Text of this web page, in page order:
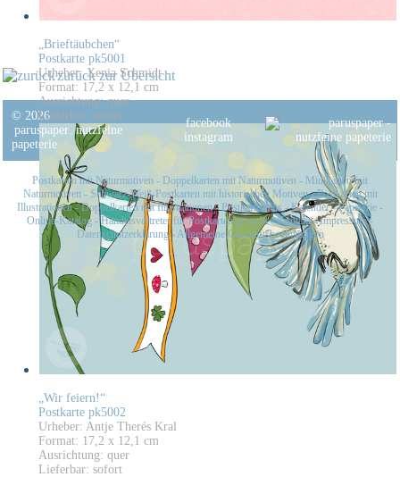
„Brieftäubchen“
Postkarte pk5001
Urheber: Xenia Schmidt
Format: 17,2 x 12,1 cm
Ausrichtung: quer
Lieferbar: sofort
„Wir feiern!“
Postkarte pk5002
Urheber: Antje Therés Kral
Format: 17,2 x 12,1 cm
Ausrichtung: quer
Lieferbar: sofort
zurück zur Übersicht
© 2026
paruspaper. nutzfeine
papeterie
facebook
instagram
Postkarten mit Naturmotiven - Doppelkarten mit Naturmotiven - Midikarten mit
Naturmotiven - Schwarz-Weiß-Postkarten mit historischen Motiven-Postkarten mit
Illustrationen-Doppelkarten mit Illustrationen-Postkartensets-Kalender-Papeterie -
Online-Katalog -Handelsvertreter für Postkarten gesucht-Kontakt-Impressum-
Datenschutzerklärung- Allgemeine Geschäftsbedingungen